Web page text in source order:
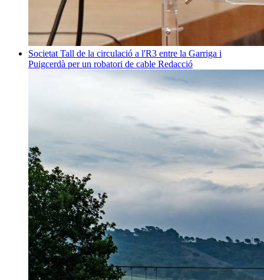
Societat Tall de la circulació a l'R3 entre la Garriga i
Puigcerdà per un robatori de cable Redacció